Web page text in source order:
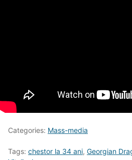
Categories: Mass-media
Tags: chestor la 34 ani, Georgian